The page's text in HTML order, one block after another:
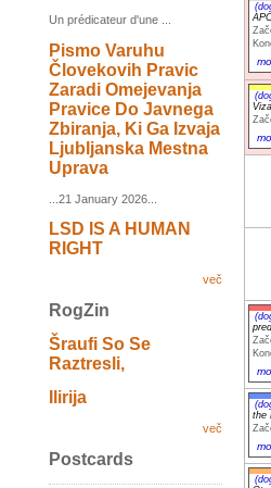
Un prédicateur d'une ...
Pismo Varuhu
Človekovih Pravic
Zaradi Omejevanja
Pravice Do Javnega
Zbiranja, Ki Ga Izvaja
Ljubljanska Mestna
Uprava
...21 January 2026...
LSD IS A HUMAN
RIGHT
več
RogZin
Šraufi So Se
Raztresli,
Ilirija
več
Postcards
the